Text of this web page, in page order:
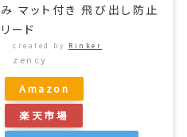
み マット付き 飛び出し防止
リード
created by Rinker
zency
Amazon
楽天市場